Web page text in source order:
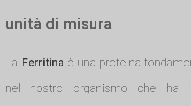
unità di misura
La Ferritinaè una proteina
nel nostro organismo che ha